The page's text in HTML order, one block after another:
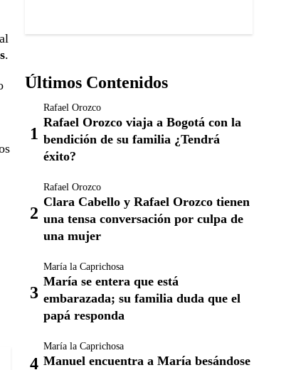
.
Últimos Contenidos
Rafael Orozco
Rafael Orozco viaja a Bogotá con la
bendición de su familia ¿Tendrá
éxito?
Rafael Orozco
Clara Cabello y Rafael Orozco tienen
una tensa conversación por culpa de
una mujer
María la Caprichosa
María se entera que está
embarazada; su familia duda que el
papá responda
María la Caprichosa
Manuel encuentra a María besándose